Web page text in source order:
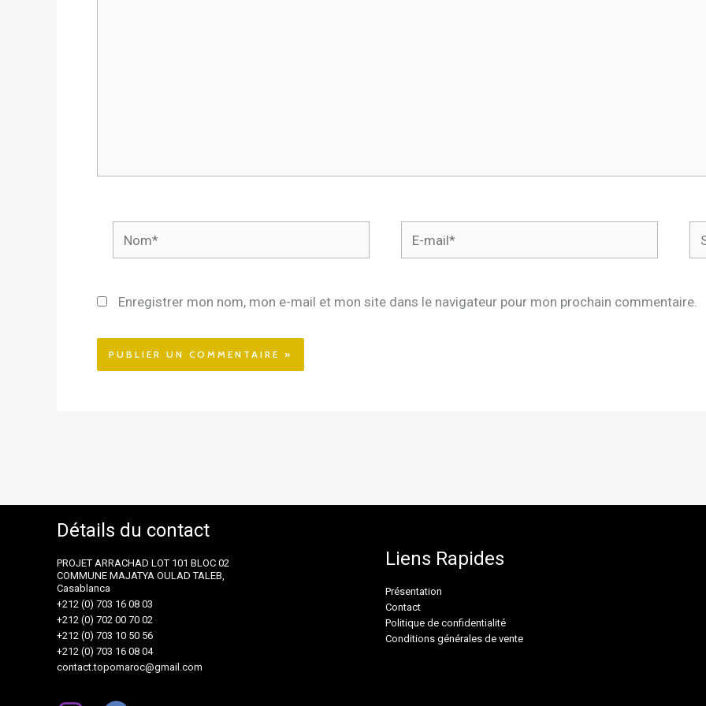
Nom*
mail*
Enregistrer mon nom, mon e-mail et mon site dans le navigateur pour mon prochain commentaire.
Détails du contact
PROJET ARRACHAD LOT 101 BLOC 02
COMMUNE MAJATYA OULAD TALEB,
Casablanca
+212 (0) 703 16 08 03
+212 (0) 702 00 70 02
+212 (0) 703 10 50 56
+212 (0) 703 16 08 04
contact.topomaroc@gmail.com
Liens Rapides
Présentation
Contact
Politique de confidentialité
Conditions générales de vente